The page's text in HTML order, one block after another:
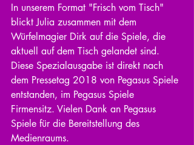
In unserem Format "Frisch vom Tisch"
blickt Julia zusammen mit dem
Würfelmagier Dirk auf die Spiele, die
aktuell auf dem Tisch gelandet sind.
Diese Spezialausgabe ist direkt nach
dem Pressetag 2018 von Pegasus Spiele
entstanden, im Pegasus Spiele
Firmensitz. Vielen Dank an Pegasus
Spiele für die Bereitstellung des
Medienraums.